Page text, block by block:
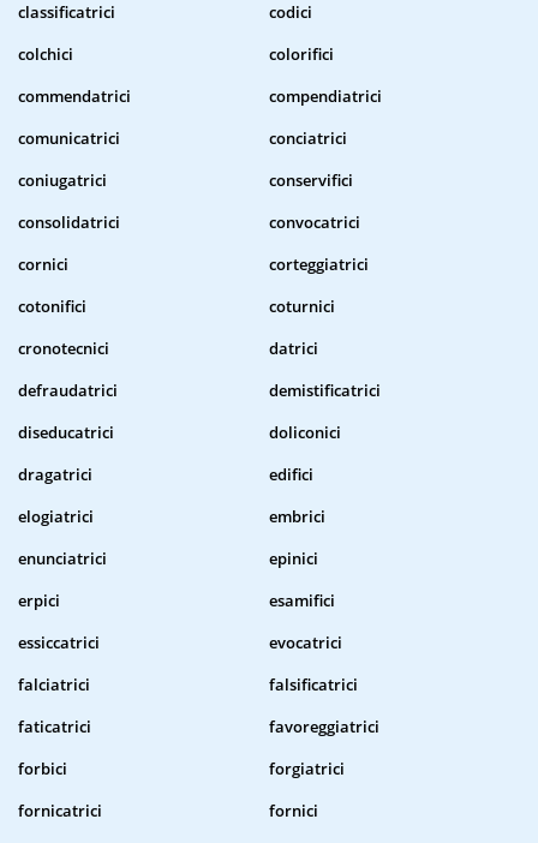
classificatrici
codici
colchici
colorifici
commendatrici
compendiatrici
comunicatrici
conciatrici
coniugatrici
conservifici
consolidatrici
convocatrici
cornici
corteggiatrici
cotonifici
coturnici
cronotecnici
datrici
defraudatrici
demistificatrici
diseducatrici
doliconici
dragatrici
edifici
elogiatrici
embrici
enunciatrici
epinici
erpici
esamifici
essiccatrici
evocatrici
falciatrici
falsificatrici
faticatrici
favoreggiatrici
forbici
forgiatrici
fornicatrici
fornici